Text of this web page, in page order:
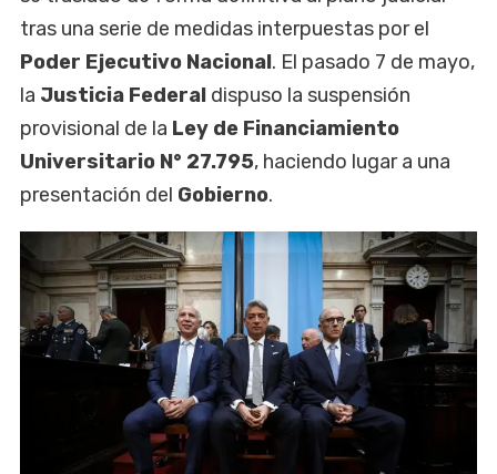
tras una serie de medidas interpuestas por el
Poder Ejecutivo Nacional. El pasado 7 de mayo,
la Justicia Federal dispuso la suspensión
provisional de la Ley de Financiamiento
Universitario N° 27.795, haciendo lugar a una
presentación del Gobierno.